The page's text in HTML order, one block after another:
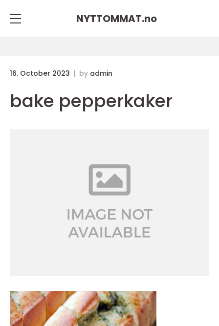
NYTTOMMAT.no
16. October 2023 by admin
bake pepperkaker